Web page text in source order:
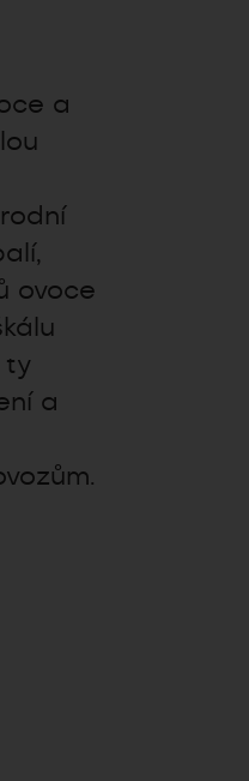
a
ovoce
ty
a